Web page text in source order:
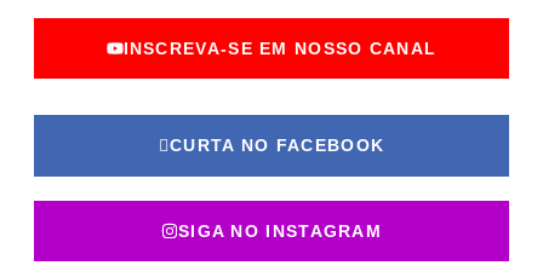
INSCREVA-SE EM NOSSO CANAL
CURTA NO FACEBOOK
SIGA NO INSTAGRAM